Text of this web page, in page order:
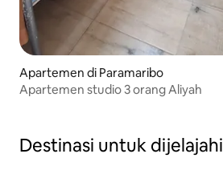
Apartemen di Paramaribo
Apartemen studio 3 orang Aliyah
Destinasi untuk dijelajahi